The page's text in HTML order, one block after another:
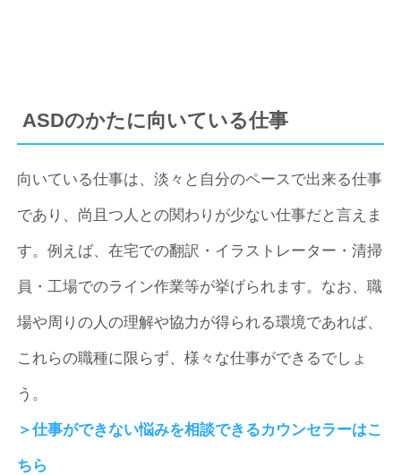
ASDのかたに向いている仕事
向いている仕事は、淡々と自分のペースで出来る仕事
であり、尚且つ人との関わりが少ない仕事だと言えま
す。例えば、在宅での翻訳・イラストレーター・清掃
員・工場でのライン作業等が挙げられます。なお、職
場や周りの人の理解や協力が得られる環境であれば、
これらの職種に限らず、様々な仕事ができるでしょ
う。
＞仕事ができない悩みを相談できるカウンセラーはこ
ちら